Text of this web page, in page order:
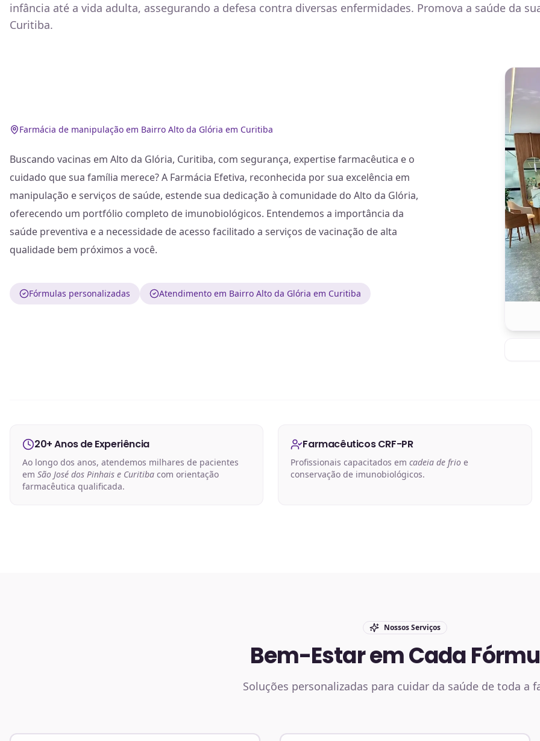
infância até a vida adulta, assegurando a defesa contra diversas enfermidades. Promova a saúde da
Curitiba.
Farmácia de manipulação em Bairro Alto da Glória em Curitiba
Buscando vacinas em Alto da Glória, Curitiba, com segurança, expertise farmacêutica e o
cuidado que sua família merece? A Farmácia Efetiva, reconhecida por sua excelência em
manipulação e serviços de saúde, estende sua dedicação à comunidade do Alto da Glória,
oferecendo um portfólio completo de imunobiológicos. Entendemos a importância da
saúde preventiva e a necessidade de acesso facilitado a serviços de vacinação de alta
qualidade bem próximos a você.
Fórmulas personalizadas Atendimento em Bairro Alto da Glória em Curitiba
20+ Anos de Experiência
Ao longo dos anos, atendemos milhares de pacientes
em São José dos Pinhais e Curitiba com orientação
farmacêutica qualificada.
Farmacêuticos CRF-PR
Profissionais capacitados emcadeia de frio e
conservação de imunobiológicos.
Nossos Serviços
Bem-Estar em Cada
Soluções personalizadas para cuidar da saúde de toda a